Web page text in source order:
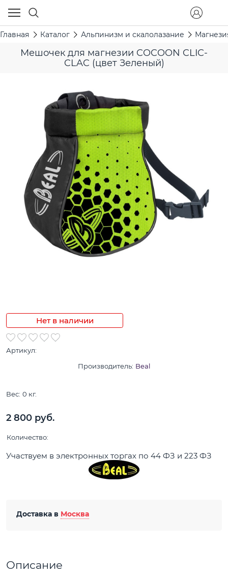
Главная Каталог Альпинизм и скалолазание
Мешочек для магнезии COCOON CLIC-
CLAC (цвет Зеленый)
Нет в наличии
Артикул:
Производитель: Beal
Вес: 0 кг.
2 800 руб.
Количество:
Участвуем в электронных торгах по 44 ФЗ и 223 ФЗ
Доставка в Москва
Описание